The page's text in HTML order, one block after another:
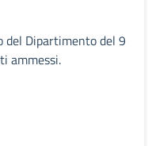
del Dipartimento del 9
ammessi.